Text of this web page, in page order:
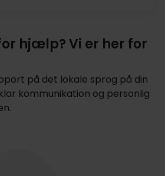
hjælp? Vi er her for
på det lokale sprog på din
kommunikation og personlig